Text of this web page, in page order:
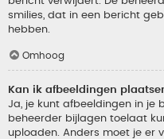
smilies, dat in een bericht
hebben.
Omhoog
Kan ik afbeeldingen
Ja, je kunt afbeeldingen in je
beheerder bijlagen toelaat
uploaden. Anders moet je er